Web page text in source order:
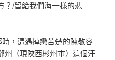
？/留給我們海一樣的悲
，遭遇掉戀苦楚的陳敬容
州（現陜西彬州市）這個汗